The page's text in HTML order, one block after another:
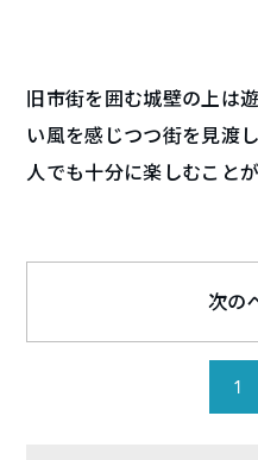
旧市街を囲む城壁の上は
い風を感じつつ街を見渡
人でも十分に楽しむことが
1
次の